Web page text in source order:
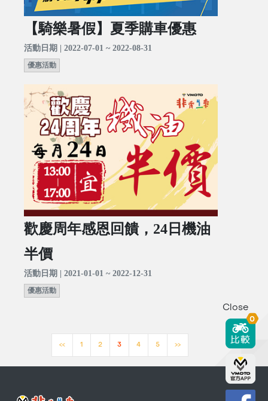
【騎樂暑假】夏季購車優惠
活動日期 | 2022-07-01 ~ 2022-08-31
優惠活動
歡慶周年感恩回饋，24日機油
半價
活動日期 | 2021-01-01 ~ 2022-12-31
優惠活動
<< 1 2 3 4 5 >>
Close
0